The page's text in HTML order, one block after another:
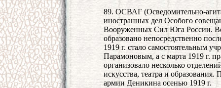
89. ОСВАГ (Осведомительно-
иностранных дел Особого
Вооруженных Сил Юга России.
образовано непосредственно
1919 г. стало самостоятельным
Парамоновым, а с марта 1919 г.
организовало несколько
искусства, театра и
армии Деникина осенью 1919 г.